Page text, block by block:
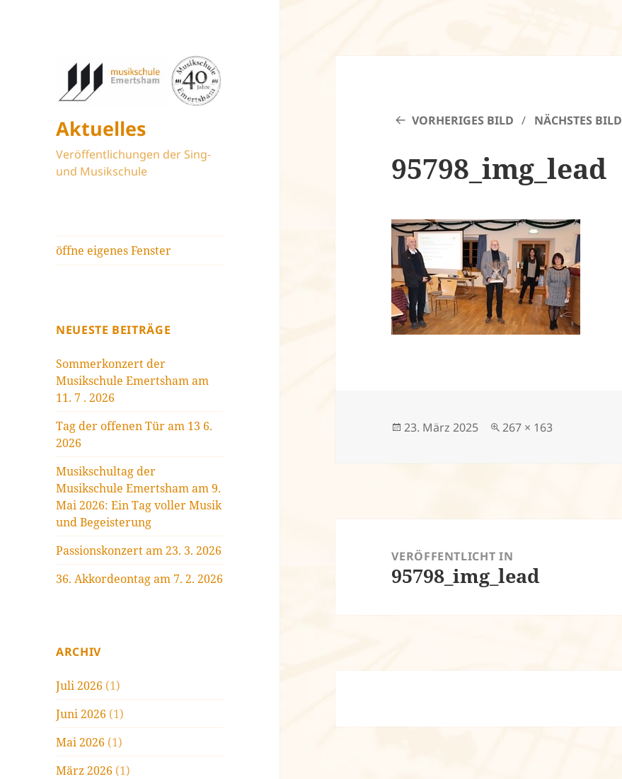
Aktuelles
Veröffentlichungen der Sing-
und Musikschule
öffne eigenes Fenster
NEUESTE BEITRÄGE
Sommerkonzert der
Musikschule Emertsham am
11. 7 . 2026
Tag der offenen Tür am 13 6.
2026
Musikschultag der
Musikschule Emertsham am 9.
Mai 2026: Ein Tag voller Musik
und Begeisterung
Passionskonzert am 23. 3. 2026
36. Akkordeontag am 7. 2. 2026
ARCHIV
Juli 2026 (1)
Juni 2026 (1)
Mai 2026 (1)
März 2026 (1)
VORHERIGES BILD NÄCHSTES BILD
95798_img_lead
Veröffentlicht
23. März 2025
Volle
267 × 163
VERÖFFENTLICHT IN
95798_img_lead